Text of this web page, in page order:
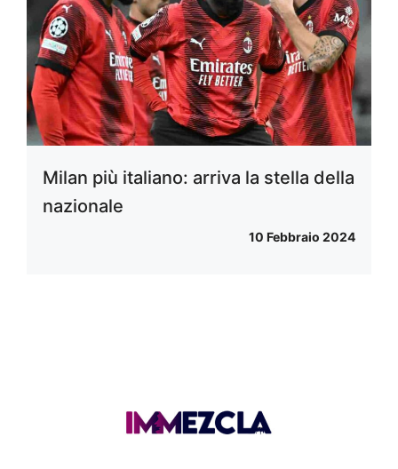
Milan più italiano: arriva la stella della
nazionale
10 Febbraio 2024